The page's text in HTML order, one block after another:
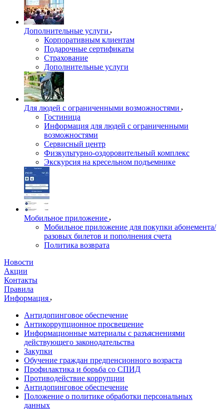
Дополнительные услуги
Корпоративным клиентам
Подарочные сертификаты
Страхование
Дополнительные услуги
Для людей с ограниченными возможностями
Гостиница
Информация для людей с ограниченными
возможностями
Сервисный центр
Физкультурно-оздоровительный комплекс
Экскурсия на кресельном подъемнике
Мобильное приложение
Мобильное приложение для покупки абонемента/
разовых билетов и пополнения счета
Политика возврата
Новости
Акции
Контакты
Правила
Информация
Антидопинговое обеспечение
Антикоррупционное просвещение
Информационные материалы с разъяснениями
действующего законодательства
Закупки
Обучение граждан предпенсионного возраста
Профилактика и борьба со СПИД
Противодействие коррупции
Антидопинговое обеспечение
Положение о политике обработки персональных
данных